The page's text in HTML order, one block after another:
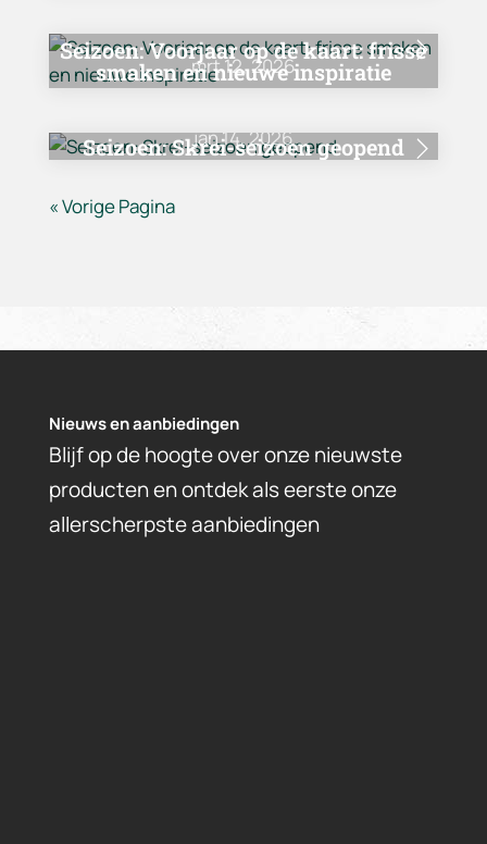
Seizoen:Voorjaar op de kaart: frisse
smaken en nieuwe inspiratie
mrt 12, 2026
Seizoen:Skrei-seizoen geopend
jan 14, 2026
« Vorige Pagina
Nieuws en aanbiedingen
Blijf op de hoogte over onze nieuwste
producten en ontdek als eerste onze
allerscherpste aanbiedingen